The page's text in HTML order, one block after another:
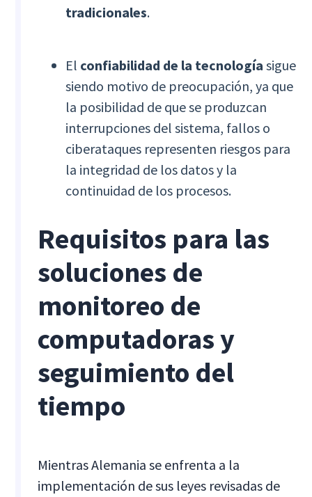
tradicionales.
El confiabilidad de la tecnología sigue
siendo motivo de preocupación, ya que
la posibilidad de que se produzcan
interrupciones del sistema, fallos o
ciberataques representen riesgos para
la integridad de los datos y la
continuidad de los procesos.
Requisitos para las
soluciones de
monitoreo de
computadoras y
seguimiento del
tiempo
Mientras Alemania se enfrenta a la
implementación de sus leyes revisadas de